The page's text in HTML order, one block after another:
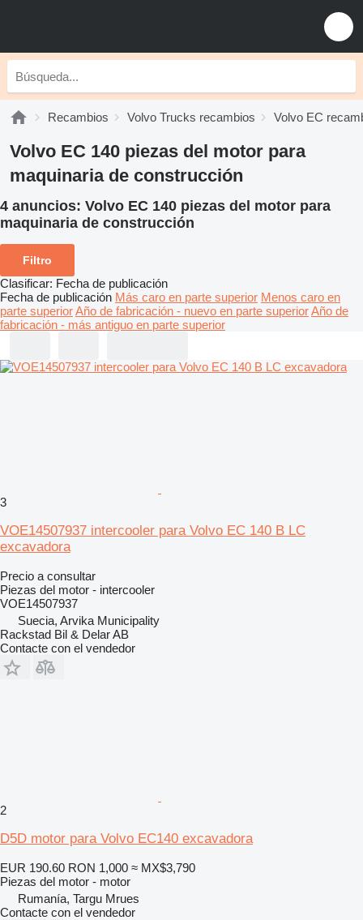
Recambios Volvo Trucks recambios Volvo EC
Volvo EC 140 piezas del motor para
maquinaria de construcción
4 anuncios: Volvo EC 140 piezas del motor para
maquinaria de construcción
Filtro
Clasificar: Fecha de publicación
Fecha de publicación Más caro en parte superior Menos caro en
parte superiorAño de fabricación - nuevo en parte superiorAño de
fabricación - más antiguo en parte superior
3
VOE14507937 intercooler para Volvo EC 140 B LC
excavadora
Precio a consultar
Piezas del motor - intercooler
VOE14507937
Suecia, Arvika Municipality
Rackstad Bil & Delar AB
Contacte con el vendedor
2
D5D motor para Volvo EC140 excavadora
EUR 190.60 RON 1,000 ≈ MX$3,790
Piezas del motor - motor
Rumanía, Targu Mrues
Contacte con el vendedor